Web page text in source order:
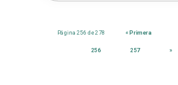
Página 256 de 278 « Primera
256 257 »